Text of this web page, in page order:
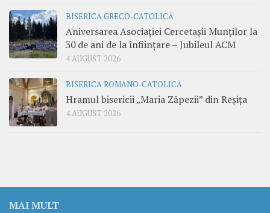
BISERICA GRECO-CATOLICĂ
Aniversarea Asociației Cercetașii Munților la
30 de ani de la înființare – Jubileul ACM
4 AUGUST 2026
BISERICA ROMANO-CATOLICĂ
Hramul bisericii „Maria Zăpezii” din Reșița
4 AUGUST 2026
MAI MULT